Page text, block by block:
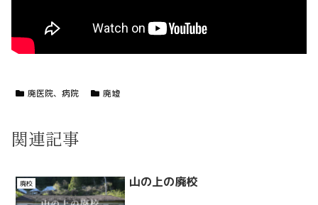
廃医院、病院 廃墟
関連記事
廃校 山の上の廃校